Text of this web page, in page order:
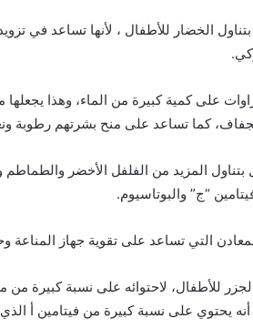
بتناول الخضار للأطفال ، لأنها تساعد في
على كمية كبيرة من الماء، وهذا يجعلها
كما تساعد على منح بشرتهم رطوبة
بتناول المزيد من الفلفل الأخضر
“ج” والبوتاسيوم.
التي تساعد على تقوية جهاز
للأطفال، لاحتوائه على نسبة كبيرة
أنه يحتوي على نسبة كبيرة من فيتامين أ